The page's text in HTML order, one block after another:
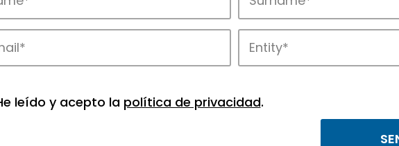
drive innovation in APTE’s parks.
leído y acepto la política de privacidad.